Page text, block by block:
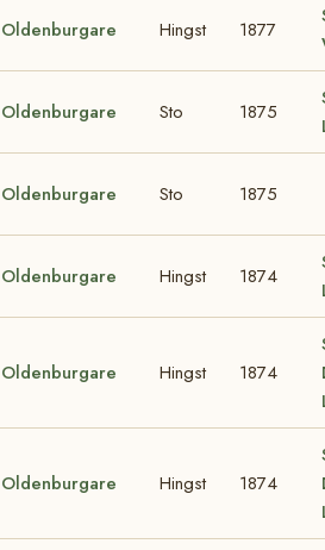
Oldenburgare Hingst 1877
Oldenburgare Sto 1875
Oldenburgare Sto 1875
Oldenburgare Hingst 1874
Oldenburgare Hingst 1874
Oldenburgare Hingst 1874